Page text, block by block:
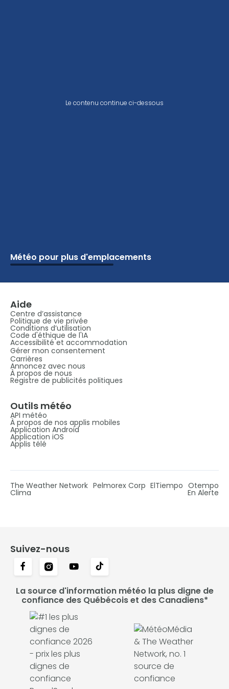
Météo pour plus d'emplacements
Vacances Écoles
Ski
Aéroports Chalet Attractions
Golf Camping Plages
Le contenu continue ci-dessous
Aide
Centre d’assistance
Politique de vie privée
Conditions d’utilisation
Code d'éthique de l'IA
Accessibilité et accommodation
Gérer mon consentement
Carrières
Annoncez avec nous
À propos de nous
Registre de publicités politiques
Outils météo
API météo
À propos de nos applis mobiles
Application Android
Application iOS
Applis télé
The Weather Network Pelmorex Corp ElTiempo Otempo
Clima En Alerte
Suivez-nous
La source d'information météo la plus digne de
confiance des Québécois et des Canadiens*